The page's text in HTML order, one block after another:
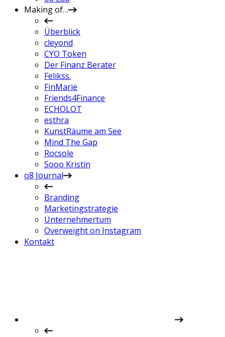
Making of…
Überblick
cleyond
CYO Token
Der Finanz Berater
Felikss.
FinMarie
Friends4Finance
ECHOLOT
esthra
KunstRäume am See
Mind The Gap
Rocsole
Sooo Kristin
o8 Journal
Branding
Marketingstrategie
Unternehmertum
Overweight on Instagram
Kontakt